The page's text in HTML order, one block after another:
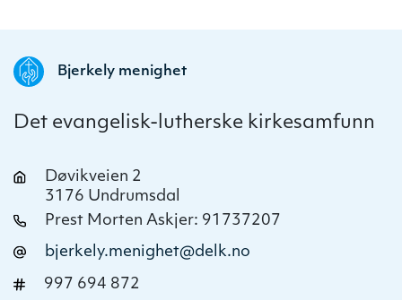
Bjerkely menighet
Det evangelisk-lutherske kirkesamfunn
Døvikveien 2
3176 Undrumsdal
Prest Morten Askjer: 91737207
bjerkely.menighet@delk.no
997 694 872